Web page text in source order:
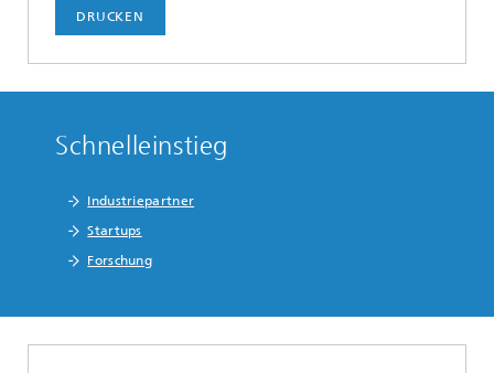
DRUCKEN
Schnelleinstieg
Industriepartner
Startups
Forschung